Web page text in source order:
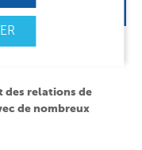
des relations de
de nombreux